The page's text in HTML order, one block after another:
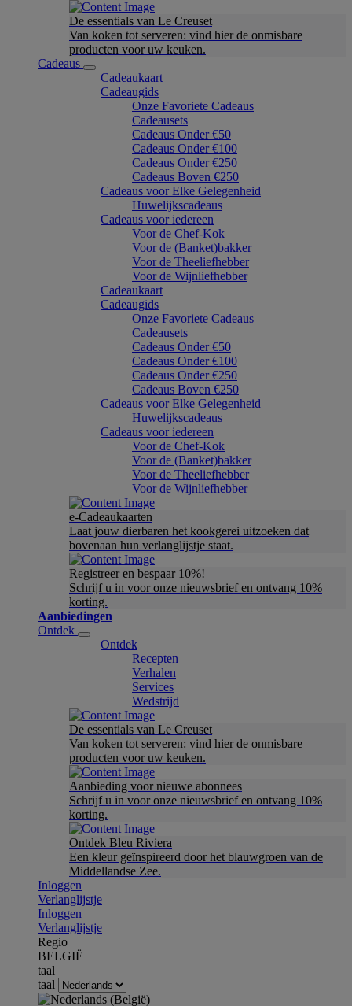
De essentials van Le Creuset
Van koken tot serveren: vind hier de onmisbare
producten voor uw keuken.
Cadeaus
Cadeaukaart
Cadeaugids
Onze Favoriete Cadeaus
Cadeausets
Cadeaus Onder €50
Cadeaus Onder €100
Cadeaus Onder €250
Cadeaus Boven €250
Cadeaus voor Elke Gelegenheid
Huwelijkscadeaus
Cadeaus voor iedereen
Voor de Chef-Kok
Voor de (Banket)bakker
Voor de Theeliefhebber
Voor de Wijnliefhebber
Cadeaukaart
Cadeaugids
Onze Favoriete Cadeaus
Cadeausets
Cadeaus Onder €50
Cadeaus Onder €100
Cadeaus Onder €250
Cadeaus Boven €250
Cadeaus voor Elke Gelegenheid
Huwelijkscadeaus
Cadeaus voor iedereen
Voor de Chef-Kok
Voor de (Banket)bakker
Voor de Theeliefhebber
Voor de Wijnliefhebber
e-Cadeaukaarten
Laat jouw dierbaren het kookgerei uitzoeken dat
bovenaan hun verlanglijstje staat.
Registreer en bespaar 10%!
Schrijf u in voor onze nieuwsbrief en ontvang 10%
korting.
Aanbiedingen
Ontdek
Ontdek
Recepten
Verhalen
Services
Wedstrijd
De essentials van Le Creuset
Van koken tot serveren: vind hier de onmisbare
producten voor uw keuken.
Aanbieding voor nieuwe abonnees
Schrijf u in voor onze nieuwsbrief en ontvang 10%
korting.
Ontdek Bleu Riviera
Een kleur geïnspireerd door het blauwgroen van de
Middellandse Zee.
Inloggen
Verlanglijstje
Inloggen
Verlanglijstje
Regio
BELGIË
taal
taal